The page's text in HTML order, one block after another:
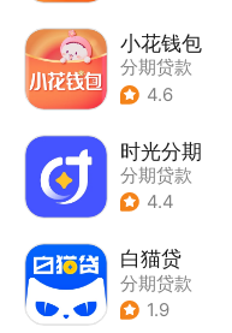
小花钱包
分期贷款
4.6
时光分期
分期贷款
4.4
白猫贷
分期贷款
1.9